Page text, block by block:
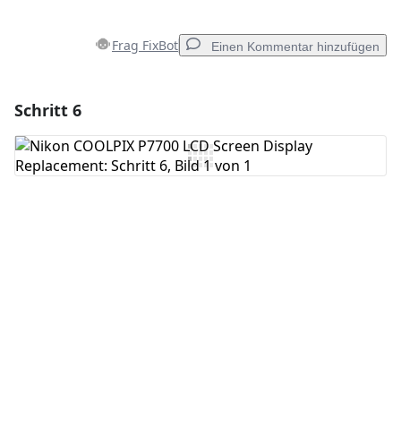
Frag FixBot Einen Kommentar hinzufügen
Kommentar hinzufügen
Schritt 6